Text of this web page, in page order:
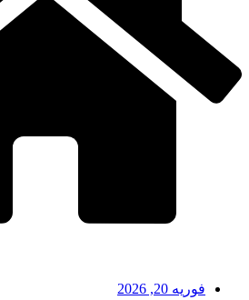
فوریه 20, 2026